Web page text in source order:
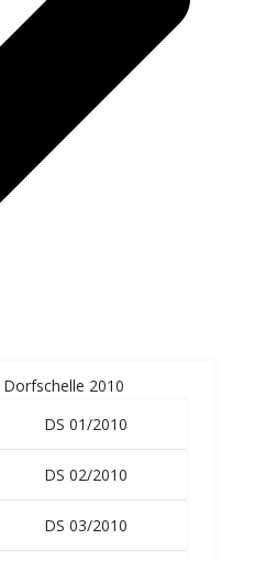
Dorfschelle 2010
DS 01/2010
DS 02/2010
DS 03/2010